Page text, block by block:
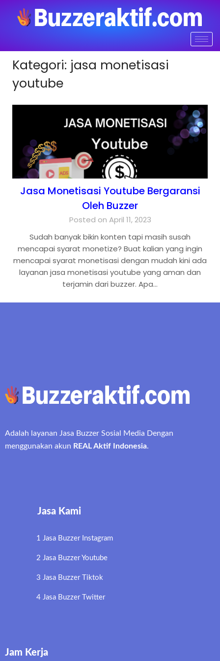
Kategori: jasa monetisasi
youtube
Jasa Monetisasi Youtube Bergaransi
Oleh Buzzer
Posted on April 11, 2023
Sudah banyak bikin konten tapi masih susah
mencapai syarat monetize? Buat kalian yang ingin
mencapai syarat monetisasi dengan mudah kini ada
layanan jasa monetisasi youtube yang aman dan
terjamin dari buzzer. Apa…
Adalah layanan Jasa Buzzer Sosial Media Dengan
menggunakan akun REAL Aktif Indonesia.
Jasa Kami
1 Jasa Buzzer Instagram
2 Jasa Buzzer Youtube
3 Jasa Buzzer Tiktok
4 Jasa Buzzer Twitter
Jam Kerja